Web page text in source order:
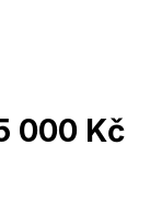
000 Kč